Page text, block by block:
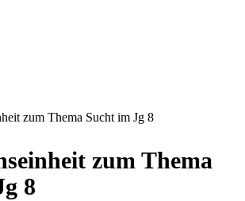
zum Thema Sucht im Jg 8
zum Thema
8